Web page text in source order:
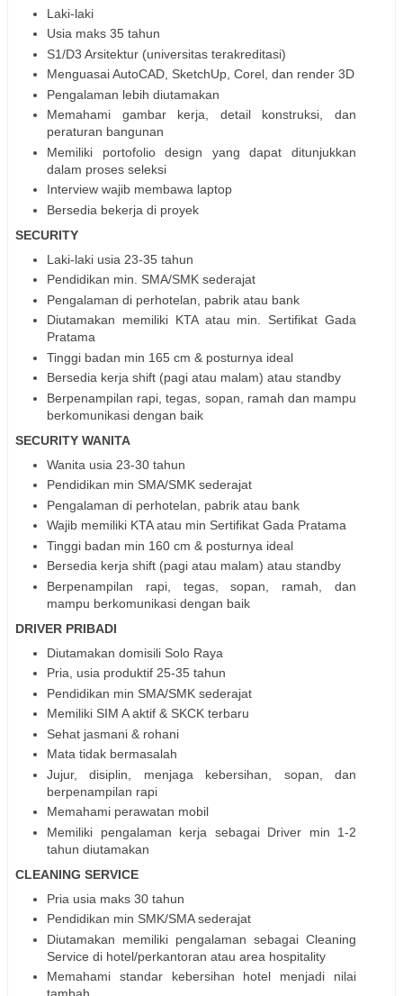
Laki-laki
Usia maks 35 tahun
S1/D3 Arsitektur (universitas terakreditasi)
Menguasai AutoCAD, SketchUp, Corel, dan render 3D
Pengalaman lebih diutamakan
Memahami gambar kerja, detail konstruksi, dan
peraturan bangunan
Memiliki portofolio design yang dapat ditunjukkan
dalam proses seleksi
Interview wajib membawa laptop
Bersedia bekerja di proyek
SECURITY
Laki-laki usia 23-35 tahun
Pendidikan min. SMA/SMK sederajat
Pengalaman di perhotelan, pabrik atau bank
Diutamakan memiliki KTA atau min. Sertifikat Gada
Pratama
Tinggi badan min 165 cm & posturnya ideal
Bersedia kerja shift (pagi atau malam) atau standby
Berpenampilan rapi, tegas, sopan, ramah dan mampu
berkomunikasi dengan baik
SECURITY WANITA
Wanita usia 23-30 tahun
Pendidikan min SMA/SMK sederajat
Pengalaman di perhotelan, pabrik atau bank
Wajib memiliki KTA atau min Sertifikat Gada Pratama
Tinggi badan min 160 cm & posturnya ideal
Bersedia kerja shift (pagi atau malam) atau standby
Berpenampilan rapi, tegas, sopan, ramah, dan
mampu berkomunikasi dengan baik
DRIVER PRIBADI
Diutamakan domisili Solo Raya
Pria, usia produktif 25-35 tahun
Pendidikan min SMA/SMK sederajat
Memiliki SIM A aktif & SKCK terbaru
Sehat jasmani & rohani
Mata tidak bermasalah
Jujur, disiplin, menjaga kebersihan, sopan, dan
berpenampilan rapi
Memahami perawatan mobil
Memiliki pengalaman kerja sebagai Driver min 1-2
tahun diutamakan
CLEANING SERVICE
Pria usia maks 30 tahun
Pendidikan min SMK/SMA sederajat
Diutamakan memiliki pengalaman sebagai Cleaning
Service di hotel/perkantoran atau area hospitality
Memahami standar kebersihan hotel menjadi nilai